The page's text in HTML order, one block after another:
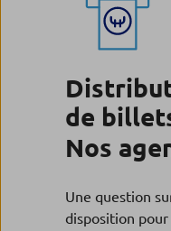
de
Nos
Une question
disposition